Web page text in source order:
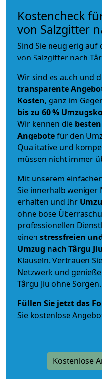
Kostencheck
von Salzgitter
Sind Sie neugierig auf
von Salzgitter nach
Wir sind es auch und
transparente
Kosten, ganz im
bis zu 60 %
Wir kennen die
Angebotefür den
Qualitative und
müssen nicht immer
Mit unserem einfachen
Sie innerhalb weniger
erhalten und Ihr
ohne böse
professionellen
einen stressfreien
Umzug nach Târgu Jiu
Klauseln. Vertrauen
Netzwerk und
Târgu Jiu ohne Sorgen.
Füllen Sie jetzt das
Sie kostenlose
Kostenlose